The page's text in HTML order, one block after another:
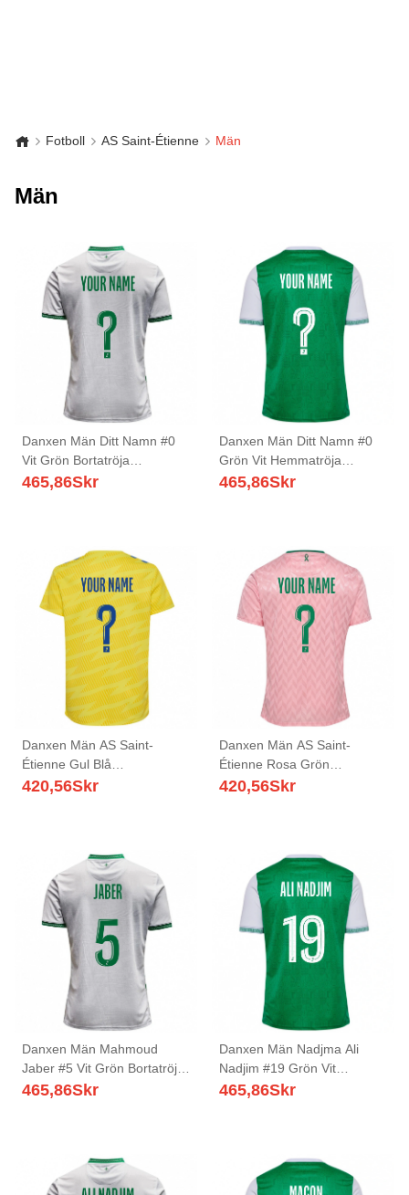
Fotboll AS Saint-Étienne Män
Män
Danxen Män Ditt Namn #0
Vit Grön Bortatröja
Matchtröjor 2025/26 Tröjor
465,86Skr
Danxen Män Ditt Namn #0
Grön Vit Hemmatröja
Matchtröjor 2025/26 Tröjor
465,86Skr
Danxen Män AS Saint-
Étienne Gul Blå
Målvaktströja 2025/26 T-
420,56Skr
Danxen Män AS Saint-
Étienne Rosa Grön
Målvaktströja 2025/26 T-
420,56Skr
Danxen Män Mahmoud
Jaber #5 Vit Grön Bortatröja
Matchtröjor 2025/26 Tröjor
465,86Skr
Danxen Män Nadjma Ali
Nadjim #19 Grön Vit
Hemmatröja Matchtröjor
465,86Skr